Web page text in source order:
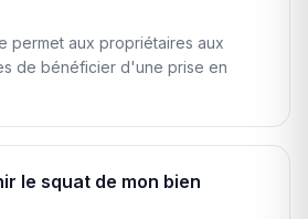
permet aux propriétaires aux
de bénéficier d'une prise en
le squat de mon bien